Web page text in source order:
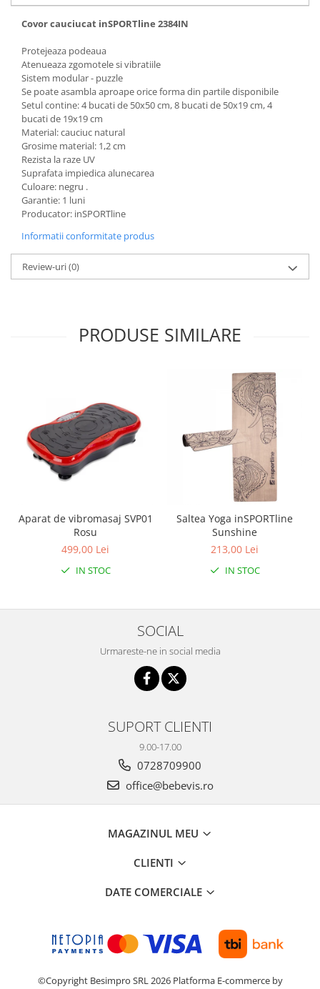
Covor cauciucat inSPORTline 2384IN
Protejeaza podeaua
Atenueaza zgomotele si vibratiile
Sistem modular - puzzle
Se poate asambla aproape orice forma din partile disponibile
Setul contine: 4 bucati de 50x50 cm, 8 bucati de 50x19 cm, 4
bucati de 19x19 cm
Material: cauciuc natural
Grosime material: 1,2 cm
Rezista la raze UV
Suprafata impiedica alunecarea
Culoare: negru .
Garantie: 1 luni
Producator: inSPORTline
Informatii conformitate produs
Review-uri(0)
PRODUSE SIMILARE
Aparat de vibromasaj SVP01
Rosu
499,00 Lei
IN STOC
Saltea Yoga inSPORTline
Sunshine
213,00 Lei
IN STOC
SOCIAL
Urmareste-ne in social media
SUPORT CLIENTI
9.00-17.00
0728709900
office@bebevis.ro
MAGAZINUL MEU
CLIENTI
DATE COMERCIALE
©Copyright Besimpro SRL 2026 Platforma E-commerce by